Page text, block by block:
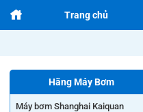
Trang chủ
Hãng Máy Bơm
Máy bơm Shanghai Kaiquan